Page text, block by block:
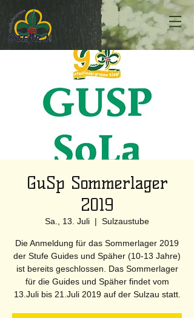
GuSp Sommerlager
2019
Sa., 13. Juli
  |
Sulzaustube
Die Anmeldung für das Sommerlager 2019
der Stufe Guides und Späher (10-13 Jahre)
ist bereits geschlossen. Das Sommerlager
für die Guides und Späher findet vom
13.Juli bis 21.Juli 2019 auf der Sulzau statt.